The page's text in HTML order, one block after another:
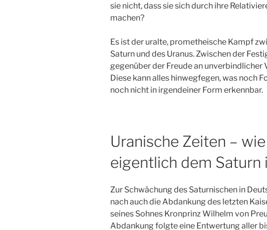
sie nicht, dass sie sich durch ihre
machen?
Es ist der uralte, prometheische Kampf
Saturn und des Uranus. Zwischen der
gegenüber der Freude an unverbindlicher
Diese kann alles hinwegfegen, was noch
noch nicht in irgendeiner Form erkennbar.
Uranische Zeiten –
eigentlich dem Saturn
Zur Schwächung des Saturnischen in
nach auch die Abdankung des letzten
seines Sohnes Kronprinz Wilhelm von
Abdankung folgte eine Entwertung aller